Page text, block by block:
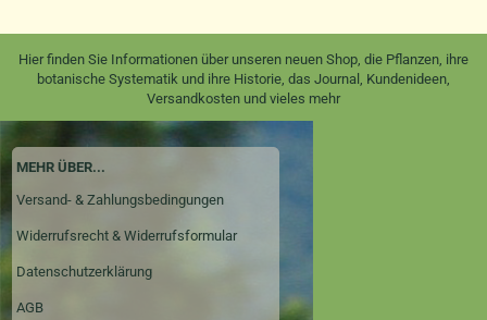
Hier finden Sie Informationen über unseren neuen Shop, die Pflanzen, ihre
botanische Systematik und ihre Historie, das Journal, Kundenideen,
Versandkosten und vieles mehr
MEHR ÜBER...
Versand- & Zahlungsbedingungen
Widerrufsrecht & Widerrufsformular
Datenschutzerklärung
AGB